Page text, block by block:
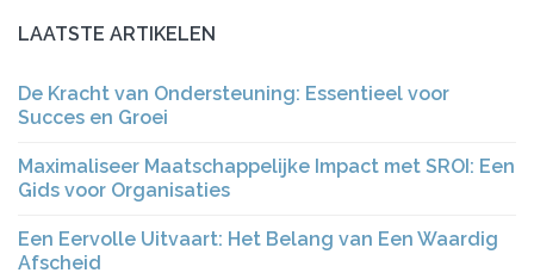
LAATSTE ARTIKELEN
De Kracht van Ondersteuning: Essentieel voor
Succes en Groei
Maximaliseer Maatschappelijke Impact met SROI: Een
Gids voor Organisaties
Een Eervolle Uitvaart: Het Belang van Een Waardig
Afscheid